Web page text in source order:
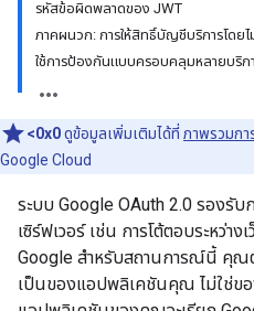
รหัสข้อผิดพลาดของ JWT
ภาคผนวก: การให้สิทธิ์บัญชีบริการโดยไ
ใช้การป้องกันแบบครอบคลุมหลายบริก
<0x0ดูข้อมูลเพิ่มเติมได้ที่ ภาพรวมก
Google Cloud
ระบบ Google OAuth 2.0 รองรับ
เซิร์ฟเวอร์ เช่น การโต้ตอบระหว่
Google สำหรับสถานการณ์นี้ คุณ
เป็นของแอปพลิเคชันคุณ ไม่ใช่ขอ